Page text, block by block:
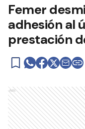
Femer
adhesión al
prestación
Ads